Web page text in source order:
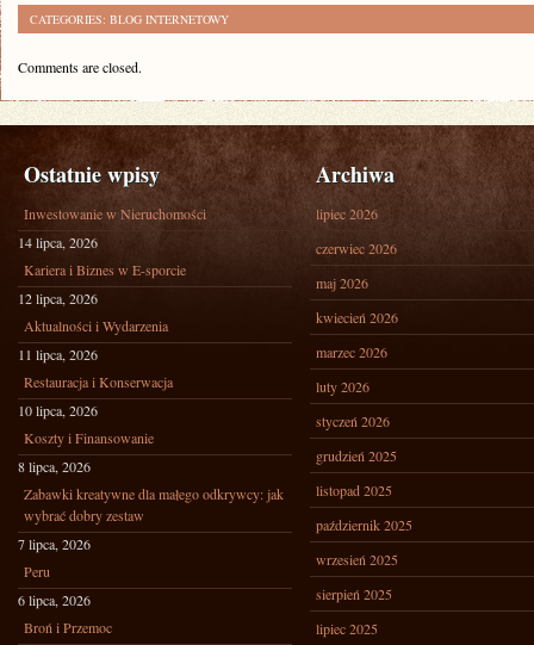
CATEGORIES: BLOG INTERNETOWY
Comments are closed.
Ostatnie wpisy
Inwestowanie w Nieruchomości
14 lipca, 2026
Kariera i Biznes w E-sporcie
12 lipca, 2026
Aktualności i Wydarzenia
11 lipca, 2026
Restauracja i Konserwacja
10 lipca, 2026
Koszty i Finansowanie
8 lipca, 2026
Zabawki kreatywne dla małego odkrywcy: jak
wybrać dobry zestaw
7 lipca, 2026
Peru
6 lipca, 2026
Broń i Przemoc
Archiwa
lipiec 2026
czerwiec 2026
maj 2026
kwiecień 2026
marzec 2026
luty 2026
styczeń 2026
grudzień 2025
listopad 2025
październik 2025
wrzesień 2025
sierpień 2025
lipiec 2025